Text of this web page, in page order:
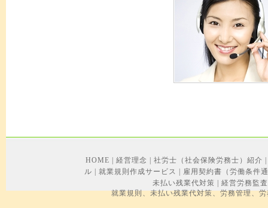
HOME 経営理念 社労士（社会保険労務士）紹介
ル
就業規則作成サービス
雇用契約書（労働条件
未払い残業代対策
経営労務監査
就業規則、未払い残業代対策、労務管理、労務トラブル